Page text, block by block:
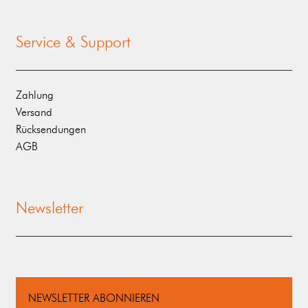
Service & Support
Zahlung
Versand
Rücksendungen
AGB
Newsletter
NEWSLETTER ABONNIEREN